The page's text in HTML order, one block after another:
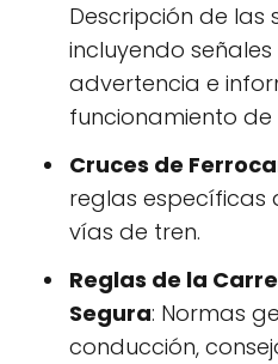
Descripción de las
incluyendo
advertencia e
funcionamiento de
Cruces de
reglas específicas
vías de tren.
Reglas de la
Segura: Normas
conducción,